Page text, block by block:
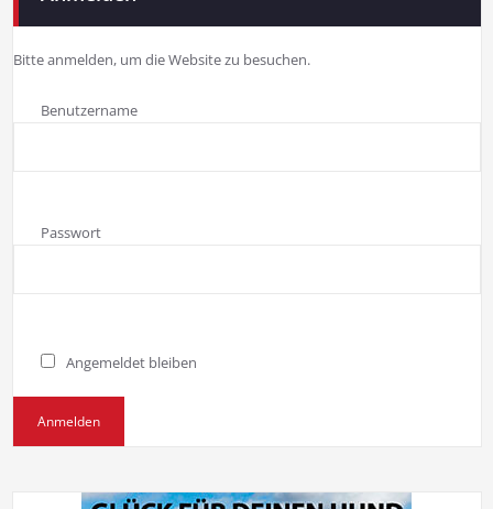
Bitte anmelden, um die Website zu besuchen.
Benutzername
Passwort
Angemeldet bleiben